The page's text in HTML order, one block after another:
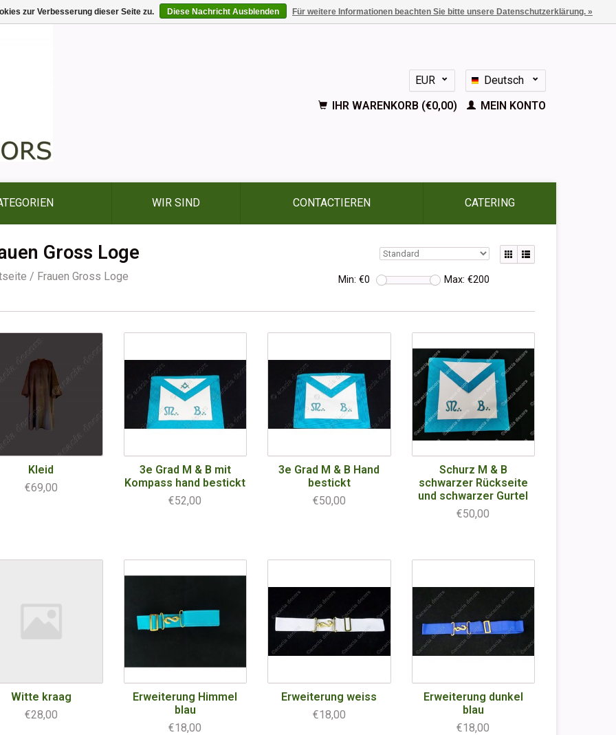
EUR
GBP
Deutsch
Nederlands
English
IHR WARENKORB (€0,00) MEIN KONTO
WIR SIND CONTACTIEREN CATERING
Gross Loge
/ Frauen Gross Loge Min: €0 Max: €200
Kleid
€69,00
3e Grad M & B mit
Kompass hand bestickt
€52,00
3e Grad M & B Hand
bestickt
€50,00
Schurz M & B
schwarzer Rückseite
und schwarzer Gurtel
€50,00
Witte kraag
€28,00
Erweiterung Himmel
blau
€18,00
Erweiterung weiss
€18,00
Erweiterung dunkel
blau
€18,00
zur Verbesserung dieser Seite zu. Diese Nachricht Ausblenden Für weitere Informationen beachten Sie bitte unsere Datenschutzerklärung. »